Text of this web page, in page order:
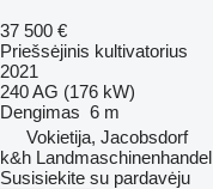
37 500 €
Priešsėjinis kultivatorius
2021
240 AG (176 kW)
Dengimas 6 m
Vokietija, Jacobsdorf
k&h Landmaschinenhandel
Susisiekite su pardavėju